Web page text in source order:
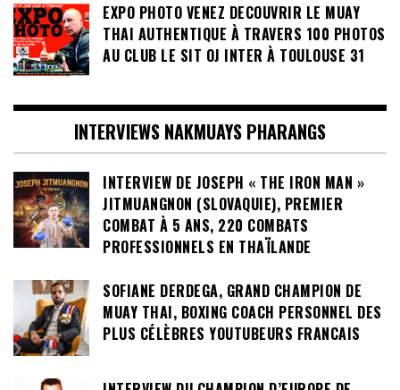
EXPO PHOTO VENEZ DECOUVRIR LE MUAY
THAI AUTHENTIQUE À TRAVERS 100 PHOTOS
AU CLUB LE SIT OJ INTER À TOULOUSE 31
INTERVIEWS NAKMUAYS PHARANGS
INTERVIEW DE JOSEPH « THE IRON MAN »
JITMUANGNON (SLOVAQUIE), PREMIER
COMBAT À 5 ANS, 220 COMBATS
PROFESSIONNELS EN THAÏLANDE
SOFIANE DERDEGA, GRAND CHAMPION DE
MUAY THAI, BOXING COACH PERSONNEL DES
PLUS CÉLÈBRES YOUTUBEURS FRANCAIS